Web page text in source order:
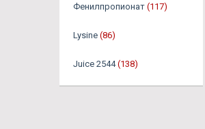
Фенилпропионат (117)
Lysine (86)
Juice 2544 (138)